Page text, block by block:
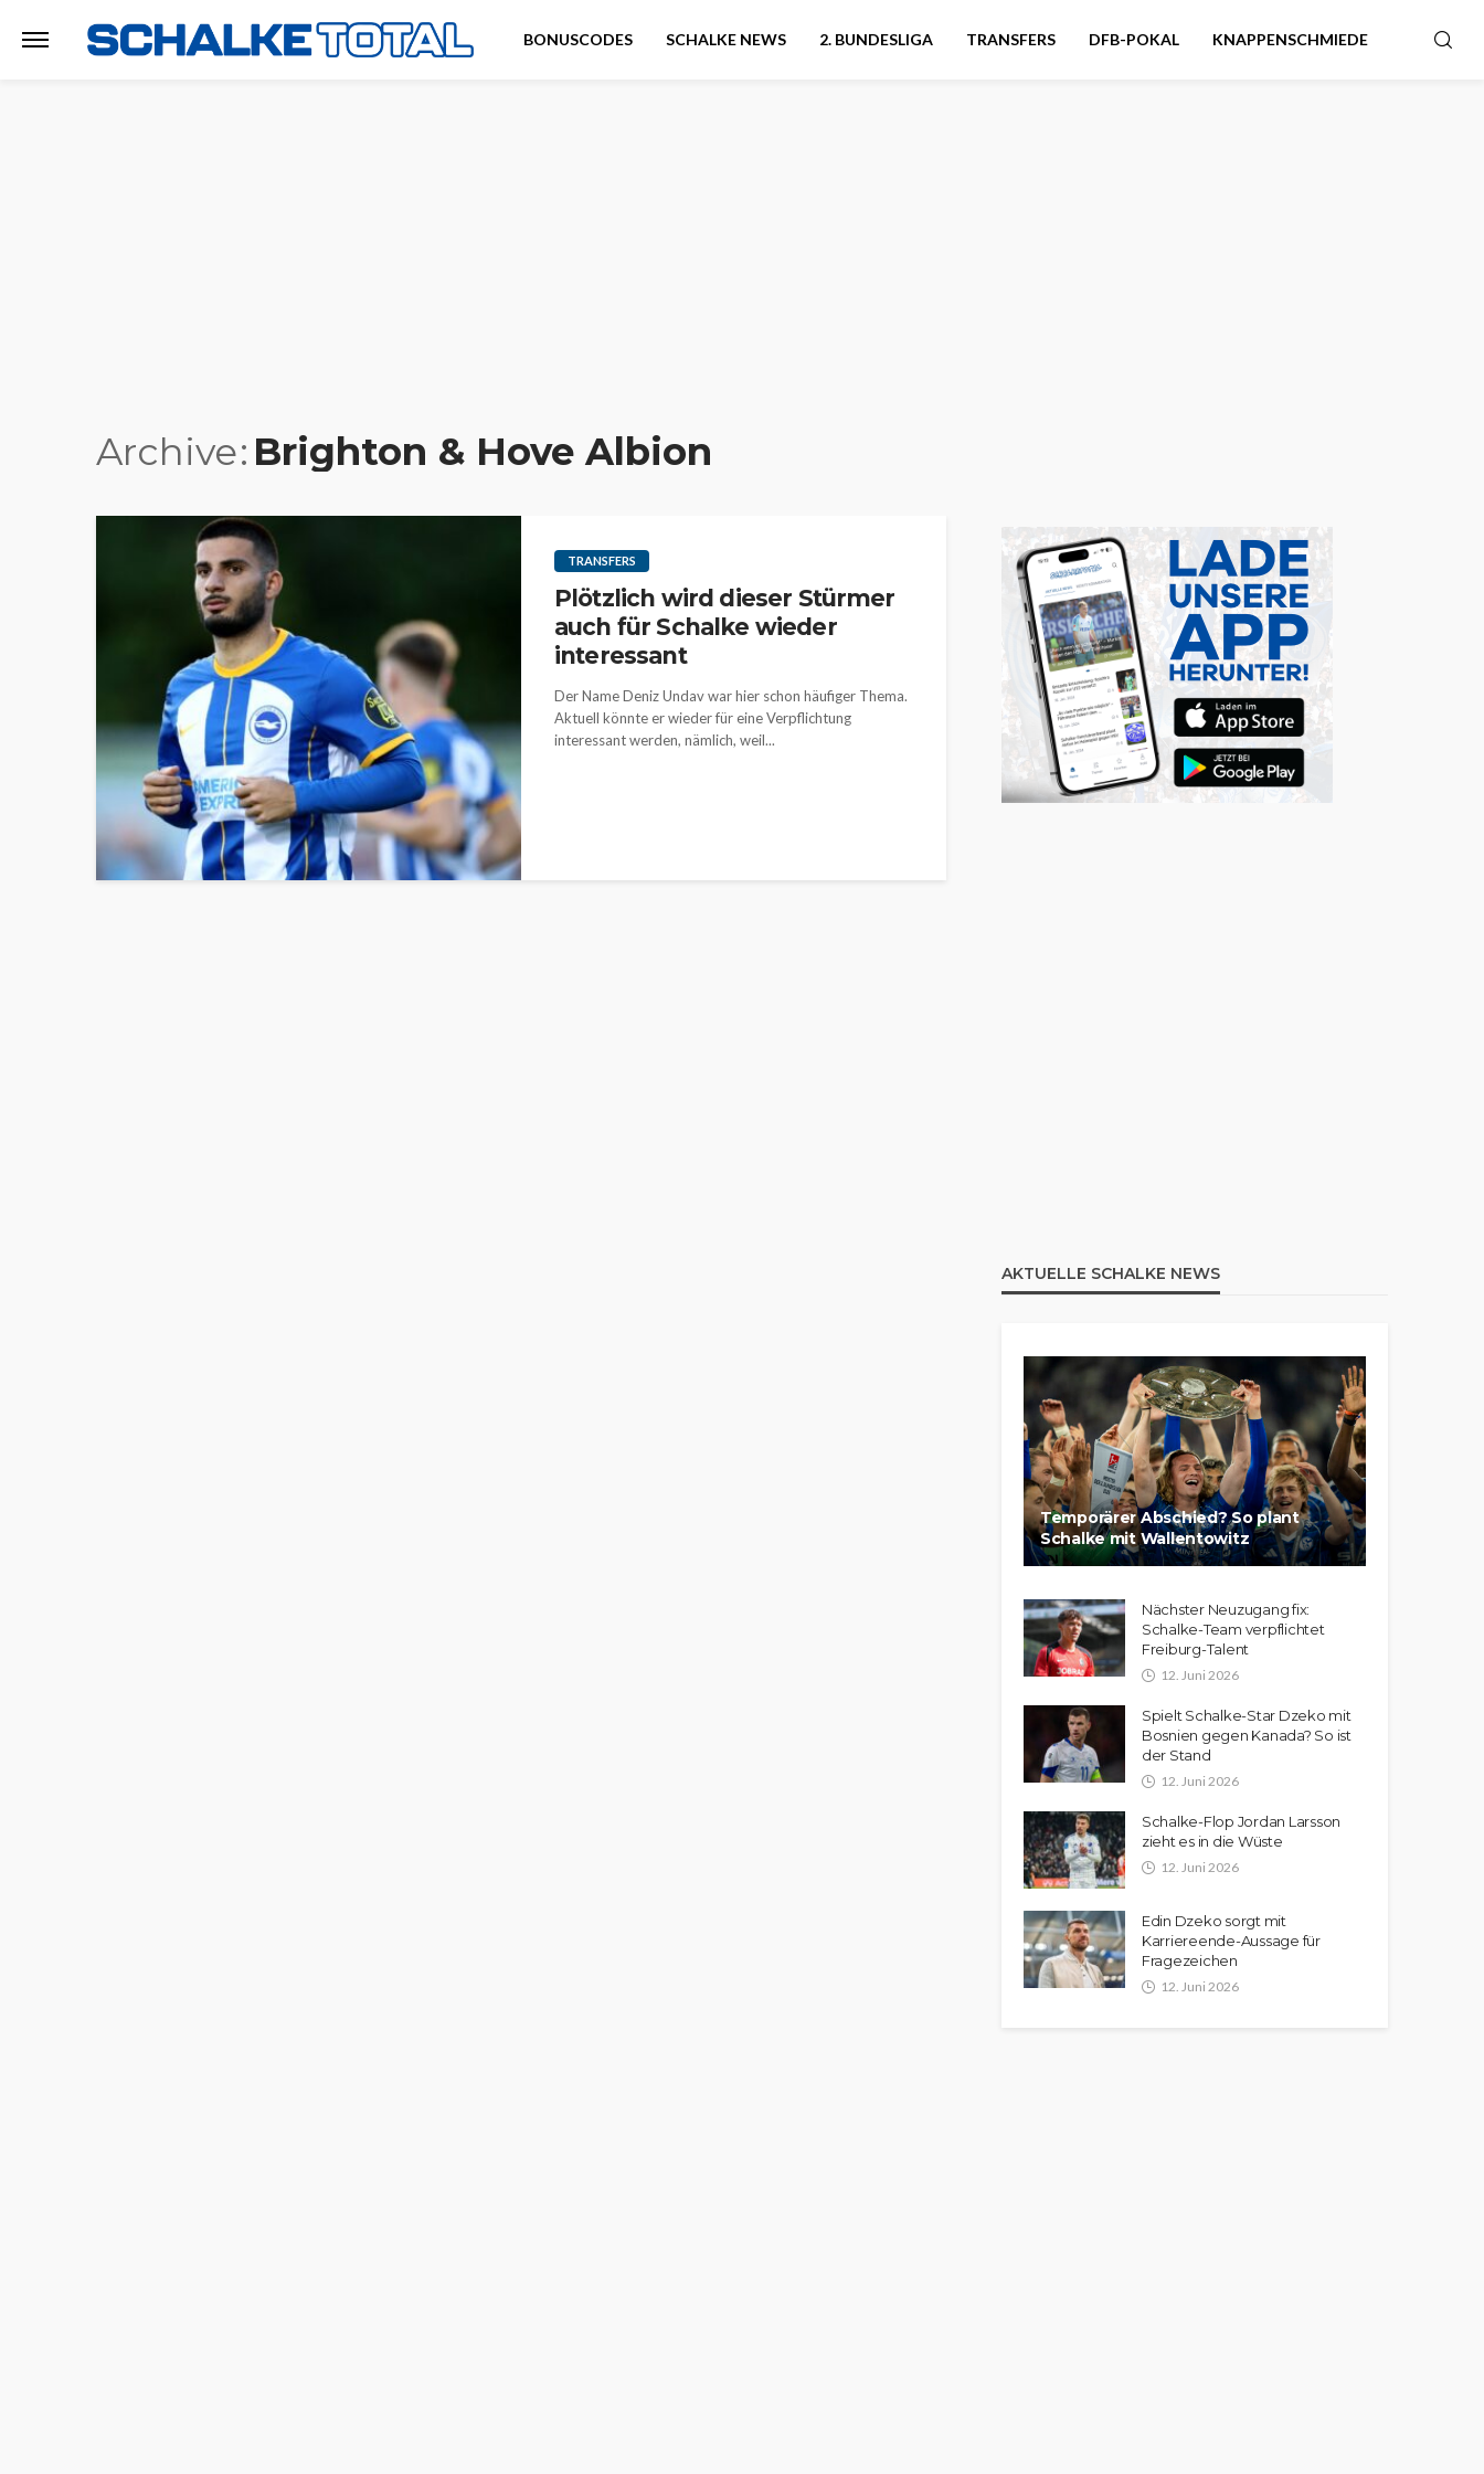
BONUSCODES SCHALKE NEWS 2. BUNDESLIGA TRANSFERS DFB-POKAL KNAPPENSCHMIEDE
Archive Brighton & Hove Albion
TRANSFERS
Plötzlich wird dieser Stürmer
auch für Schalke wieder
interessant
Der Name Deniz Undav war hier schon häufiger Thema.
Aktuell könnte er wieder für eine Verpflichtung
interessant werden, nämlich, weil...
AKTUELLE SCHALKE NEWS
Temporärer Abschied? So plant
Schalke mit Wallentowitz
Nächster Neuzugang fix:
Schalke-Team verpflichtet
Freiburg-Talent
12. Juni 2026
Spielt Schalke-Star Dzeko mit
Bosnien gegen Kanada? So ist
der Stand
12. Juni 2026
Schalke-Flop Jordan Larsson
zieht es in die Wüste
12. Juni 2026
Edin Dzeko sorgt mit
Karriereende-Aussage für
Fragezeichen
12. Juni 2026